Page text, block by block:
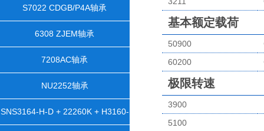
S7022 CDGB/P4A轴承
6308 ZJEM轴承
7208AC轴承
NU2252轴承
SNS3164-H-D + 22260K + H3160-
基本额定载荷
50900
60200
极限转速
3900
5100